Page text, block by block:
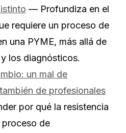
— Profundiza en el
requiere un proceso de
una PYME, más allá de
los diagnósticos.
un mal de
de profesionales
por qué la resistencia
de